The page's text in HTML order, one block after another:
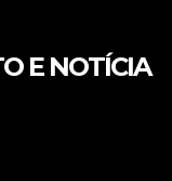
E NOTÍCIA